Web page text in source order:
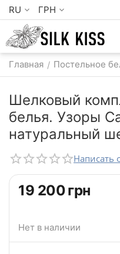
RU ГРН
Главная / Постельное
Шелковый
белья. Узоры
натуральный
Написать
‍19 200‍грн
Нет в наличии